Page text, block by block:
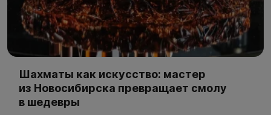
Шахматы как искусство: мастер
из Новосибирска превращает смолу
в шедевры